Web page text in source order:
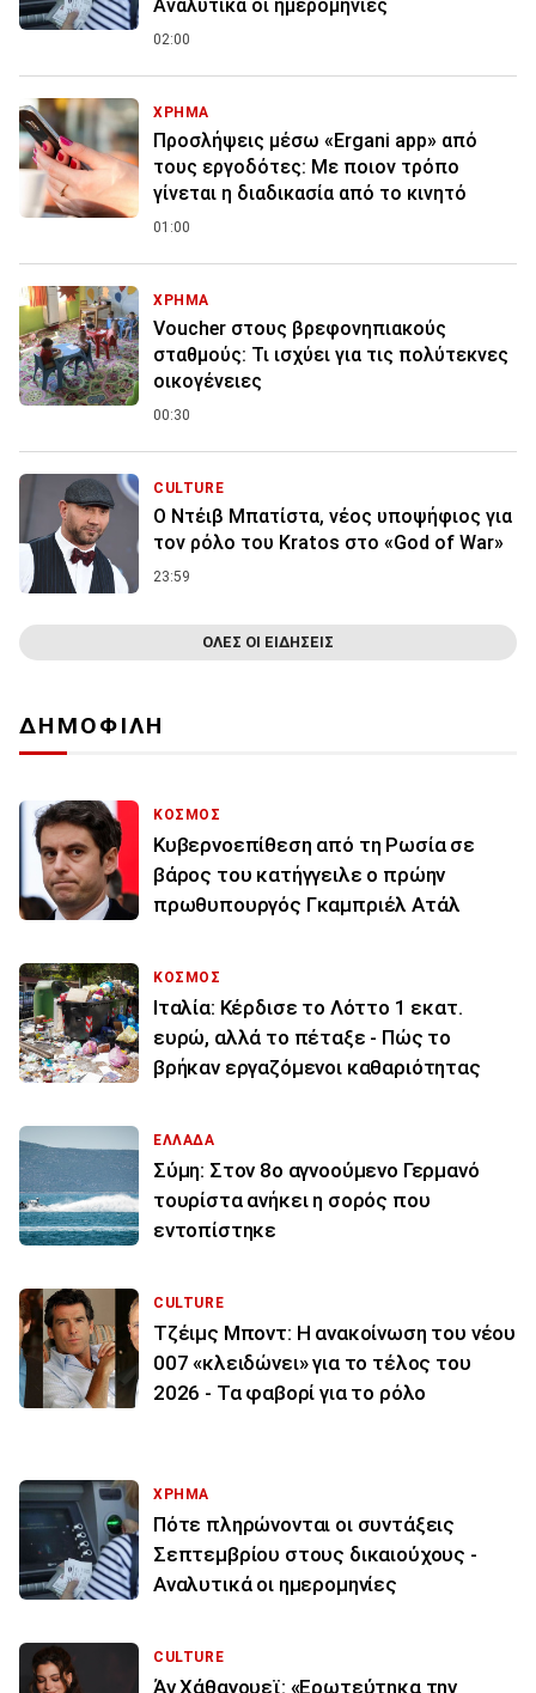
Αναλυτικά οι ημερομηνίες
02:00
ΧΡΗΜΑ
Προσλήψεις μέσω «Ergani app» από
τους εργοδότες: Με ποιον τρόπο
γίνεται η διαδικασία από το κινητό
01:00
ΧΡΗΜΑ
Voucher στους βρεφονηπιακούς
σταθμούς: Τι ισχύει για τις πολύτεκνες
οικογένειες
00:30
CULTURE
Ο Ντέιβ Μπατίστα, νέος υποψήφιος για
τον ρόλο του Kratos στο «God of War»
23:59
ΟΛΕΣ ΟΙ ΕΙΔΗΣΕΙΣ
ΔΗΜΟΦΙΛΗ
ΚΟΣΜΟΣ
Κυβερνοεπίθεση από τη Ρωσία σε
βάρος του κατήγγειλε ο πρώην
πρωθυπουργός Γκαμπριέλ Ατάλ
ΚΟΣΜΟΣ
Ιταλία: Κέρδισε το Λόττο 1 εκατ.
ευρώ, αλλά το πέταξε - Πώς το
βρήκαν εργαζόμενοι καθαριότητας
ΕΛΛΑΔΑ
Σύμη: Στον 8ο αγνοούμενο Γερμανό
τουρίστα ανήκει η σορός που
εντοπίστηκε
CULTURE
Τζέιμς Μποντ: Η ανακοίνωση του νέου
007 «κλειδώνει» για το τέλος του
2026 - Τα φαβορί για το ρόλο
ΧΡΗΜΑ
Πότε πληρώνονται οι συντάξεις
Σεπτεμβρίου στους δικαιούχους -
Αναλυτικά οι ημερομηνίες
CULTURE
Άν Χάθαγουεϊ: «Ερωτεύτηκα την